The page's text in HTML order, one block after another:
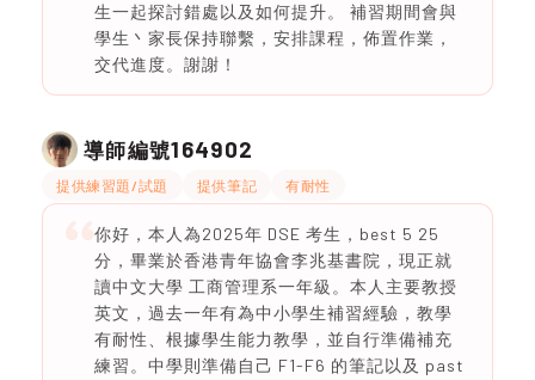
生一起探討錯處以及如何提升。 補習期間會與
學生丶家長保持聯繫，安排課程，佈置作業，
交代進度。謝謝！
導師編號164902
提供練習題/試題 提供筆記 有耐性
你好，本人為2025年 DSE 考生，best 5 25
分，畢業於香港青年協會李兆基書院，現正就
讀中文大學 工商管理系一年級。本人主要教授
英文，過去一年有為中小學生補習經驗，教學
有耐性、根據學生能力教學，並自行準備補充
練習。中學則準備自己 F1-F6 的筆記以及 past